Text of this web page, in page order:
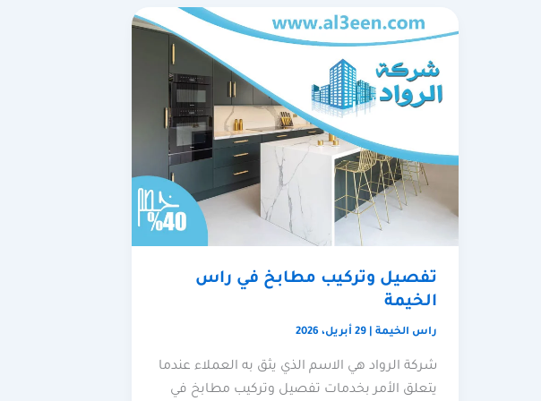
تفصيل وتركيب مطابخ في راس
الخيمة
راس الخيمة 29 أبريل، 2026
شركة الرواد هي الاسم الذي يثق به العملاء عندما
يتعلق الأمر بخدمات تفصيل وتركيب مطابخ في